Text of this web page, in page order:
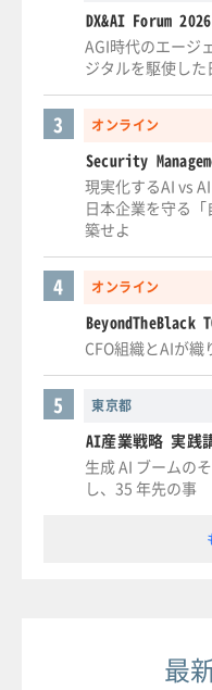
DX&AI Forum
AGI時代のエージ
ジタルを駆使し
オンライン
3
Security
現実化するAI vs
日本企業を守る
築せよ
オンライン
4
BeyondTheBlack
CFO組織とAIが
東京都
5
AI産業戦略 実践
生成 AI ブームの
し、35 年先の事
最